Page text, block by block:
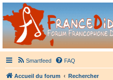
France Didgeridoo
Didgeridoo et Guimbarde sur France
Smartfeed FAQ
Accueil du forum Rechercher